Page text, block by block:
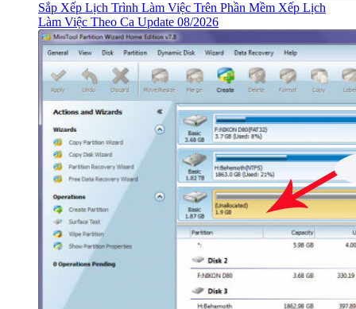
Sắp Xếp Lịch Trình Làm Việc Trên Phần Mềm Xếp Lịch
Làm Việc Theo Ca Update 08/2026